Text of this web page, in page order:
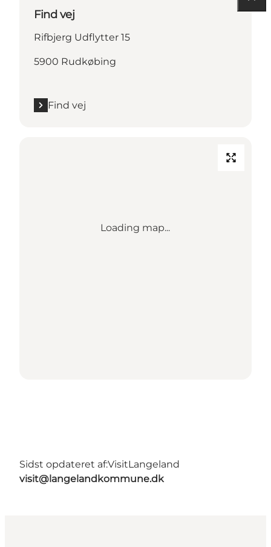
Find vej
Rifbjerg Udflytter 15
5900 Rudkøbing
Find vej
Loading map...
Sidst opdateret af:VisitLangeland
visit@langelandkommune.dk